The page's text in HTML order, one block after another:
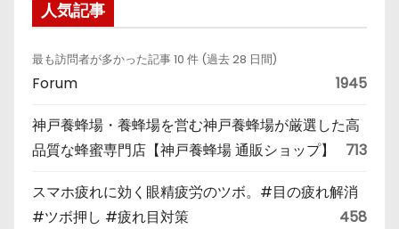
人気記事
最も訪問者が多かった記事 10 件 (過去 28 日間)
Forum 1945
神戸養蜂場・養蜂場を営む神戸養蜂場が厳選した高
品質な蜂蜜専門店【神戸養蜂場 通販ショップ】
713
スマホ疲れに効く眼精疲労のツボ。#目の疲れ解消
#ツボ押し #疲れ目対策
458